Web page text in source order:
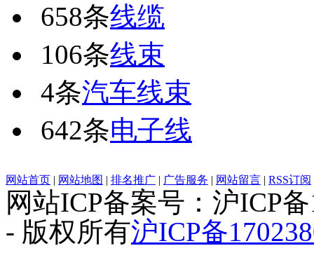
658条线缆
106条线束
4条汽车线束
642条电子线
网站首页 | 网站地图 | 排名推广 | 广告服务 | 网站留言 | RSS订阅
网站ICP备案号：沪ICP
- 版权所有沪ICP备